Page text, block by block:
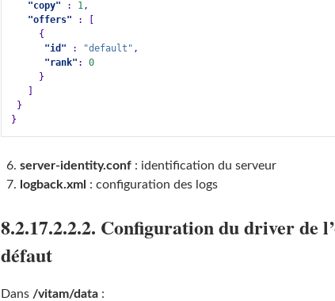
"copy"
: 1,
"offers"
:
{
"id"
: "default" ,
"rank" :
0
}
}
}
server-identity.conf: identification du serveur
logback.xml : configuration des logs
8.2.17.2.2.2. Configuration du driver de
défaut
Dans /vitam/data: